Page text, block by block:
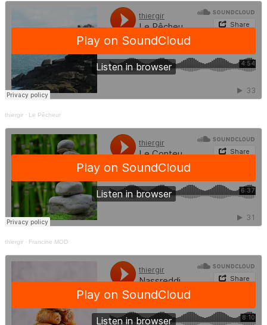
thiergir · Le Pêcheur
thiergir · Francine MOD